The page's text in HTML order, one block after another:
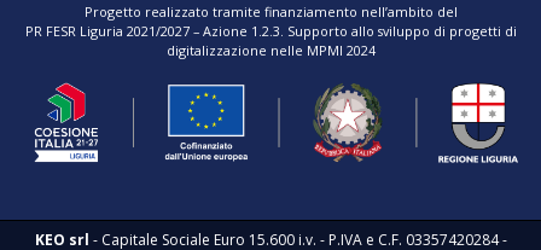
Progetto realizzato tramite finanziamento nell’ambito del
PR FESR Liguria 2021/2027 – Azione 1.2.3. Supporto allo sviluppo di progetti di
digitalizzazione nelle MPMI 2024
KEO srl - Capitale Sociale Euro 15.600 i.v. - P.IVA e C.F. 03357420284 -